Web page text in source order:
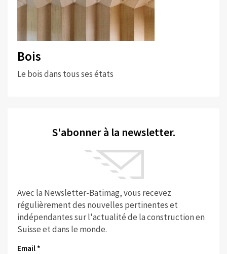
Bois
Le bois dans tous ses états
S'abonner à la newsletter.
Avec la Newsletter-Batimag, vous recevez
régulièrement des nouvelles pertinentes et
indépendantes sur l'actualité de la construction en
Suisse et dans le monde.
Email *